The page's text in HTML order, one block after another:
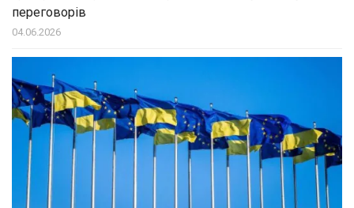
переговорів
04.06.2026